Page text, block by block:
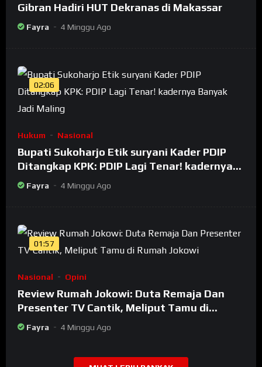
Gibran Hadiri HUT Dekranas di Makassar
Fayra 4 Minggu Ago
02:06
Hukum Nasional
Bupati Sukoharjo Etik suryani Kader PDIP
Ditangkap KPK: PDIP Lagi Tenar! kadernya
Banyak Jadi Maling
Fayra 4 Minggu Ago
01:57
Nasional Opini
Review Rumah Jokowi: Duta Remaja Dan
Presenter TV Cantik, Meliput Tamu di
Rumah Jokowi
Fayra 4 Minggu Ago